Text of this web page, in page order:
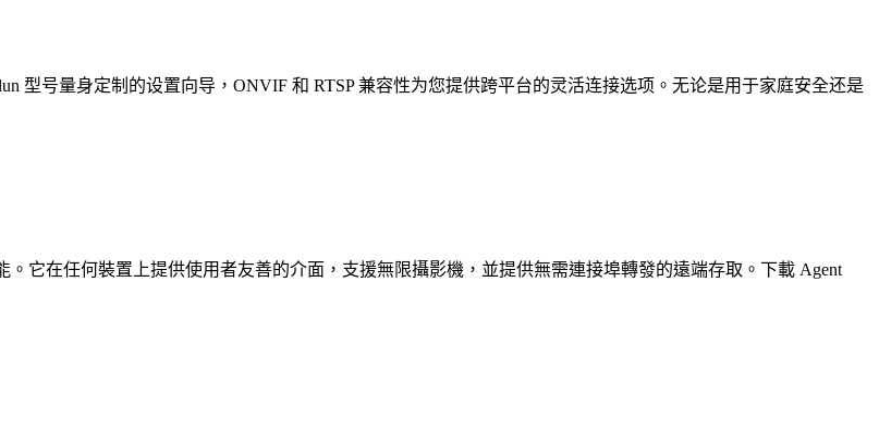
型号量身定制的设置向导，ONVIF 和 RTSP 兼容性为您提供跨平台的灵活连接选项。无论是用于家庭安全还是
它在任何裝置上提供使用者友善的介面，支援無限攝影機，並提供無需連接埠轉發的遠端存取。下載 Agent